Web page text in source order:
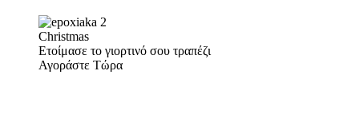
Christmas
Ετοίμασε το γιορτινό σου τραπέζι
Αγοράστε Τώρα